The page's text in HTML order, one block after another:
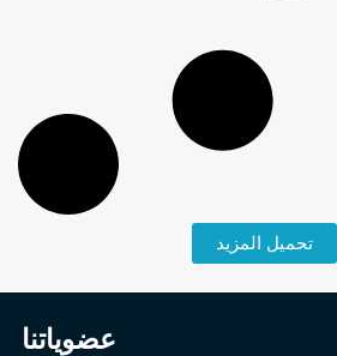
تحميل المزيد
عضوياتنا